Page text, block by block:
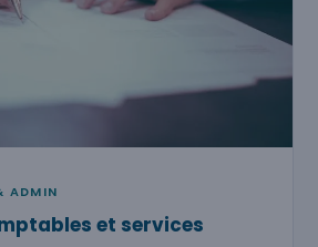
ADMIN
et services